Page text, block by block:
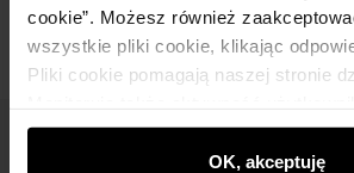
cookie”. Możesz również
wszystkie pliki cookie, klikając
Pliki cookie pomagają naszej stronie
wyświetlać im dopasowane do ich
rekomendacje oraz komunikaty
OK, akceptuję